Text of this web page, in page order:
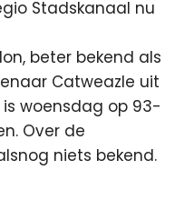
Stadskanaal nu
beter bekend als
Catweazle uit
woensdag op 93-
Over de
niets bekend.